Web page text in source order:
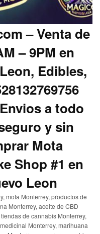
– Venta de
– 9PM en
Edibles,
a todo
y sin
Mota
Shop #1 en
Leon
mota Monterrey, productos de
Monterrey, aceite de CBD
de cannabis Monterrey,
Monterrey, marihuana